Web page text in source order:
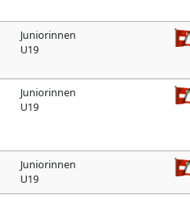
Juniorinnen
U19
Juniorinnen
U19
Juniorinnen
U19